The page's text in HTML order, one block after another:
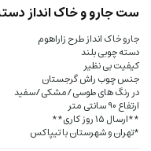
ست جارو و خاک انداز
جارو خاک انداز طرح زاراهوم
دسته چوبی بلند
کیفیت بی نظیر
جنس چوب راش گرجستان
در رنگ های طوسی/مشکی/سفید
ارتفاع 90 سانتی متر
**ارسال 15 روز کاری**
*تهران و شهرستان با تیپاکس